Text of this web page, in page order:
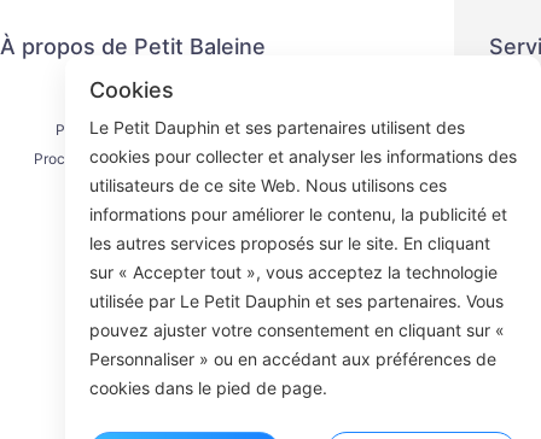
À propos de Petit Baleine
Nous contacter
Processus d'expédition
Processus de remboursement
À propos de nous
ROOM
Cookies
Le Petit Dauphin et ses partenaires utilisent des
cookies pour collecter et analyser les informations des
utilisateurs de ce site Web. Nous utilisons ces
informations pour améliorer le contenu, la publicité et
les autres services proposés sur le site. En cliquant
sur « Accepter tout », vous acceptez la technologie
utilisée par Le Petit Dauphin et ses partenaires. Vous
pouvez ajuster votre consentement en cliquant sur «
Personnaliser » ou en accédant aux préférences de
cookies dans le pied de page.